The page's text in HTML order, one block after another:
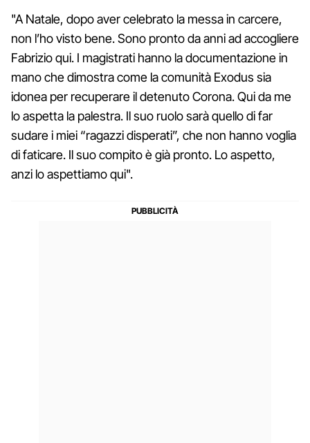
"A Natale, dopo aver celebrato la messa in carcere,
non l’ho visto bene. Sono pronto da anni ad accogliere
Fabrizio qui. I magistrati hanno la documentazione in
mano che dimostra come la comunità Exodus sia
idonea per recuperare il detenuto Corona. Qui da me
lo aspetta la palestra. Il suo ruolo sarà quello di far
sudare i miei “ragazzi disperati”, che non hanno voglia
di faticare. Il suo compito è già pronto. Lo aspetto,
anzi lo aspettiamo qui".